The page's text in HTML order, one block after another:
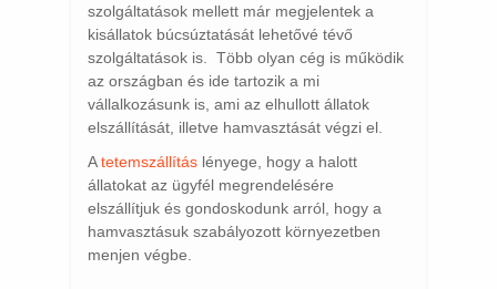
szolgáltatások mellett már megjelentek a
kisállatok búcsúztatását lehetővé tévő
szolgáltatások is. Több olyan cég is működik
az országban és ide tartozik a mi
vállalkozásunk is, ami az elhullott állatok
elszállítását, illetve hamvasztását végzi el.
Atetemszállítás lényege, hogy a halott
állatokat az ügyfél megrendelésére
elszállítjuk és gondoskodunk arról, hogy a
hamvasztásuk szabályozott környezetben
menjen végbe.